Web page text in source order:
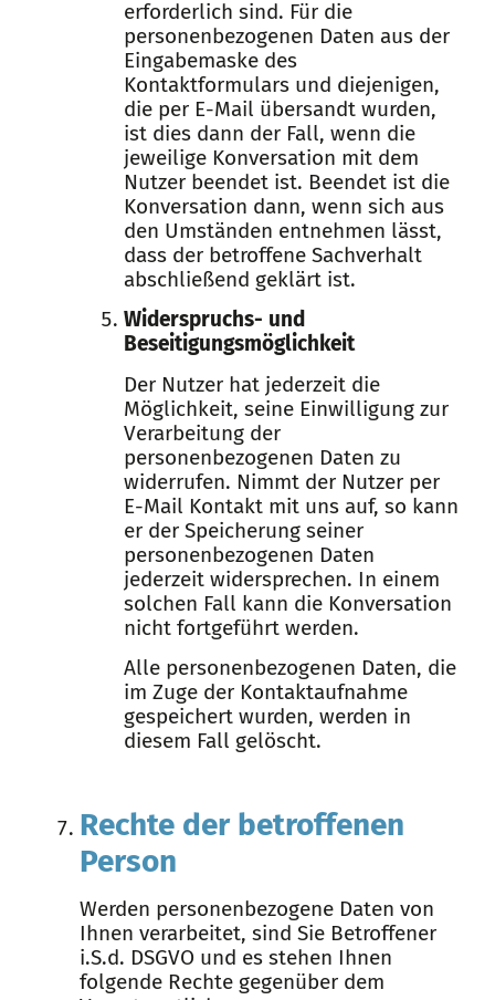
erforderlich sind. Für die
personenbezogenen Daten aus der
Eingabemaske des
Kontaktformulars und diejenigen,
die per E-Mail übersandt wurden,
ist dies dann der Fall, wenn die
jeweilige Konversation mit dem
Nutzer beendet ist. Beendet ist die
Konversation dann, wenn sich aus
den Umständen entnehmen lässt,
dass der betroffene Sachverhalt
abschließend geklärt ist.
Widerspruchs- und
Beseitigungsmöglichkeit
Der Nutzer hat jederzeit die
Möglichkeit, seine Einwilligung zur
Verarbeitung der
personenbezogenen Daten zu
widerrufen. Nimmt der Nutzer per
E-Mail Kontakt mit uns auf, so kann
er der Speicherung seiner
personenbezogenen Daten
jederzeit widersprechen. In einem
solchen Fall kann die Konversation
nicht fortgeführt werden.
Alle personenbezogenen Daten, die
im Zuge der Kontaktaufnahme
gespeichert wurden, werden in
diesem Fall gelöscht.
Rechte der betroffenen
Person
Werden personenbezogene Daten von
Ihnen verarbeitet, sind Sie Betroffener
i.S.d. DSGVO und es stehen Ihnen
folgende Rechte gegenüber dem